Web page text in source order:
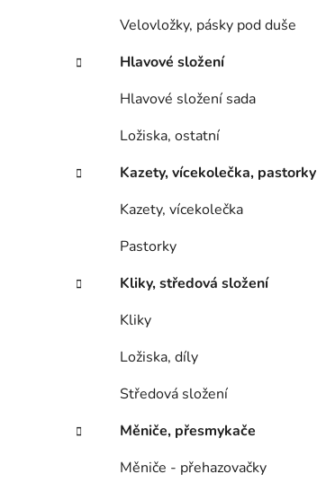
Velovložky, pásky pod duše
Hlavové složení
Hlavové složení sada
Ložiska, ostatní
Kazety, vícekolečka, pastorky
Kazety, vícekolečka
Pastorky
Kliky, středová složení
Kliky
Ložiska, díly
Středová složení
Měniče, přesmykače
Měniče - přehazovačky